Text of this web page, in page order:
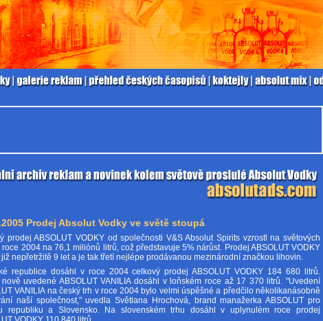
Prodej Absolut Vodky ve světě stoupá
prodej ABSOLUT VODKY od společnosti V&S Absolut Spirits vzrostl na světových
roce 2004 na 76,1 miliónů litrů, což představuje 5% nárůst. Prodej ABSOLUT VODKY
nepřetržitě 9 let a je tak třetí nejlépe prodávanou mezinárodní značkou lihovin.
republice dosáhl v roce 2004 celkový prodej ABSOLUT VODKY 184 680 litrů.
nově uvedené ABSOLUT VANILIA dosáhl v loňském roce až 17 370 litrů. "Uvedení
VANILIA na český trh v roce 2004 bylo velmi úspěšné a předčilo několikanásobně
naší společnost," uvedla Světlana Hrochová, brand manažerka ABSOLUT pro
republiku a Slovensko. Na slovenském trhu dosáhl v uplynulém roce prodej